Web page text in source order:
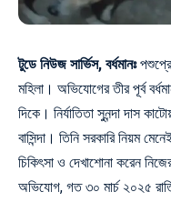
টুডে নিউজ সার্ভিস, বর্ধমানঃ
মহিলা। অভিযোগের তীর পূর্ব
দিকে। নির্যাতিতা সুনন্দা দাস
বাসিন্দা। তিনি সরকারি নিয়ম
চিকিৎসা ও দেখাশোনা করেন
অভিযোগ, গত ৩০ মার্চ ২০২৫